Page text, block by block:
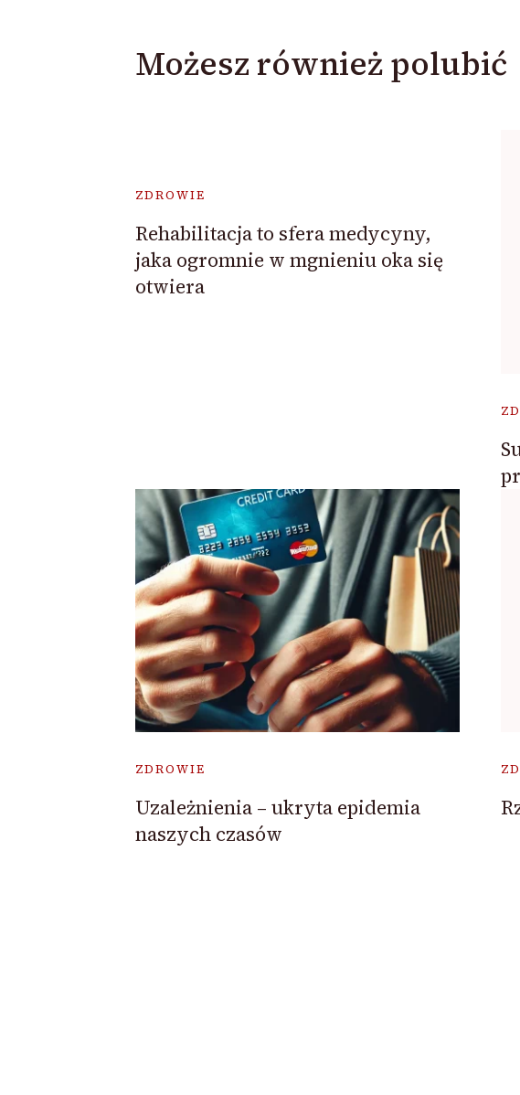
Możesz również polubić
ZDROWIE
Rehabilitacja to sfera medycyny,
jaka ogromnie w mgnieniu oka się
otwiera
ZDROWIE
Uzależnienia – ukryta epidemia
naszych czasów